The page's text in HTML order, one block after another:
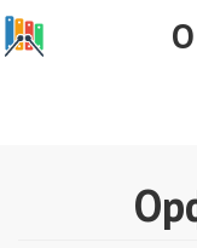
Перейти
основному